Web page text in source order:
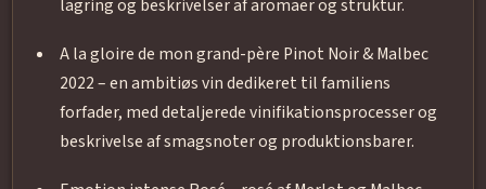
lagring og beskrivelser af aromaer og struktur.
A la gloire de mon grand-père Pinot Noir & Malbec
2022 – en ambitiøs vin dedikeret til familiens
forfader, med detaljerede vinifikationsprocesser og
beskrivelse af smagsnoter og produktionsbarer.